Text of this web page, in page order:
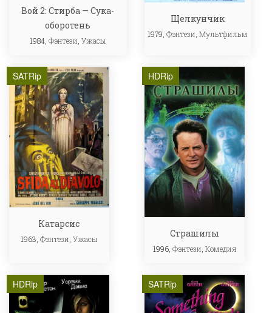
Вой 2: Стирба — Сука-
оборотень
1984,Фэнтези ,Ужасы
Щелкунчик
1979,Фэнтези ,Мультфильм
SATRip
Катарсис
1963,Фэнтези ,Ужасы
HDRip
Страшилы
1996, Фэнтези Комедия
HDRip SATRip